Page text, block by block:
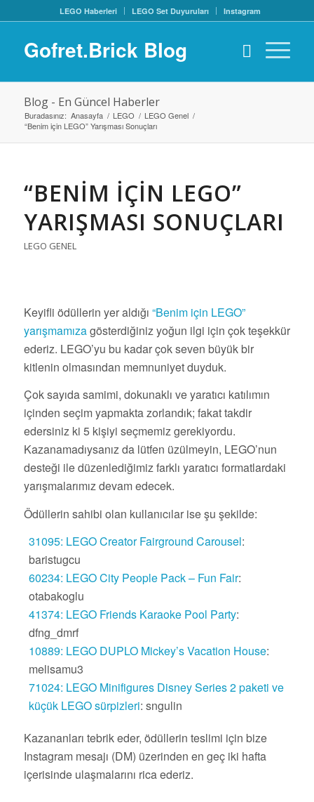
LEGO Haberleri LEGO Set Duyuruları Instagram
Gofret.Brick Blog
Blog - En Güncel Haberler
Buradasınız: Anasayfa / LEGO / LEGO Genel /
“Benim için LEGO” Yarışması Sonuçları
“BENIM IÇIN LEGO”
YARIŞMASI SONUÇLARI
LEGO GENEL
Keyifli ödüllerin yer aldığı “Benim için LEGO”
yarışmamızagösterdiğiniz yoğun ilgi için çok teşekkür
ederiz. LEGO’yu bu kadar çok seven büyük bir
kitlenin olmasından memnuniyet duyduk.
Çok sayıda samimi, dokunaklı ve yaratıcı katılımın
içinden seçim yapmakta zorlandık; fakat takdir
edersiniz ki 5 kişiyi seçmemiz gerekiyordu.
Kazanamadıysanız da lütfen üzülmeyin, LEGO’nun
desteği ile düzenlediğimiz farklı yaratıcı formatlardaki
yarışmalarımız devam edecek.
Ödüllerin sahibi olan kullanıcılar ise şu şekilde:
31095: LEGO Creator Fairground Carousel:
baristugcu
60234: LEGO City People Pack – Fun Fair:
otabakoglu
41374: LEGO Friends Karaoke Pool Party:
dfng_dmrf
10889: LEGO DUPLO Mickey’s Vacation House:
melisamu3
71024: LEGO Minifigures Disney Series 2 paketi ve
küçük LEGO sürpizleri: sngulin
Kazananları tebrik eder, ödüllerin teslimi için bize
Instagram mesajı (DM) üzerinden en geç iki hafta
içerisinde ulaşmalarını rica ederiz.